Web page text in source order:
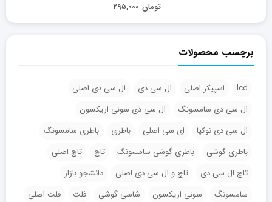
۲۹۵,۰۰۰ تومان
برچسب محصولات
lcd اسپیکر اصلی ال سی دی
ال سی دی اصلی
ال سی دی سامسونگ
ال سی دی سونی اریکسون
ال سی دی نوکیا
ای سی اصلی باطری
باطری سامسونگ
باطری گوشی
باطری گوشی سامسونگ تاچ
تاچ اصلی
تاچ ال سی دی
تاچ و ال سی دی اصلی
دانشجو بازار
سامسونگ
سونی اریکسون شاسی گوشی فلت
فلت اصلی